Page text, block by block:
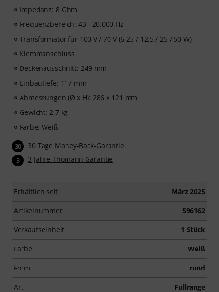
Impedanz: 8 Ohm
Frequenzbereich: 43 - 20.000 Hz
Transformator für 100 V / 70 V (6,25 / 12,5 / 25 / 50 W)
Klemmanschluss
Deckenausschnitt: 249 mm
Einbautiefe: 117 mm
Abmessungen (Ø x H): 286 x 121 mm
Gewicht: 2,7 kg
Farbe: Weiß
30 30 Tage Money-Back-Garantie
3 3 Jahre Thomann Garantie
Erhältlich seit März 2025
Artikelnummer 596162
Verkaufseinheit 1 Stück
Farbe Weiß
Form rund
Art Fullrange